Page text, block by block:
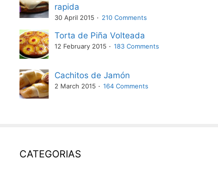
rapida
30 April 2015 210 Comments
Torta de Piña Volteada
12 February 2015 183 Comments
Cachitos de Jamón
2 March 2015 164 Comments
CATEGORIAS